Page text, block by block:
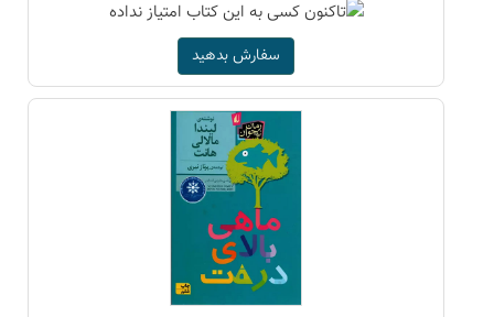
سفارش بدهید